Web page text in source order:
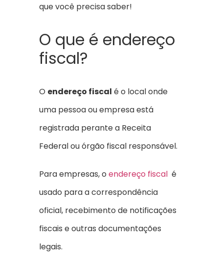
que você precisa saber!
O que é endereço
fiscal?
O endereço fiscal é o local onde
uma pessoa ou empresa está
registrada perante a Receita
Federal ou órgão fiscal responsável.
Para empresas, o endereço fiscal é
usado para a correspondência
oficial, recebimento de notificações
fiscais e outras documentações
legais.